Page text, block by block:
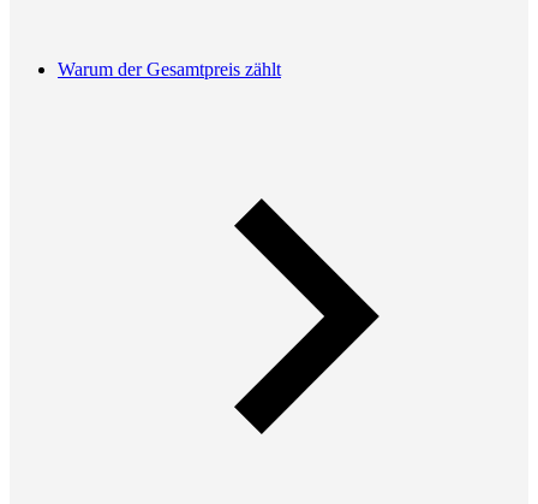
Warum der Gesamtpreis zählt